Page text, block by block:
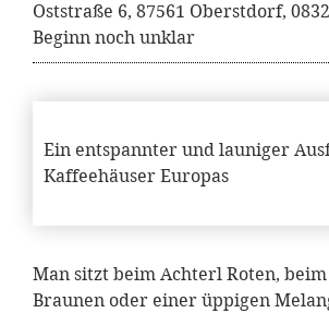
Oststraße 6, 87561 Oberstdorf,
Beginn noch unklar
Ein entspannter und launiger
Kaffeehäuser Europas
Man sitzt beim Achterl Roten,
Braunen oder einer üppigen